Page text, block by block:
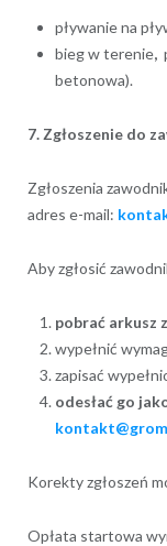
pływanie na
bieg w terenie,
betonowa).
7. Zgłoszenie do
Zgłoszenia
adres e-mail:
Aby zgłosić
pobrać arkusz
wypełnić
zapisać
odesłać go
Korekty zgłoszeń
Opłata startowa